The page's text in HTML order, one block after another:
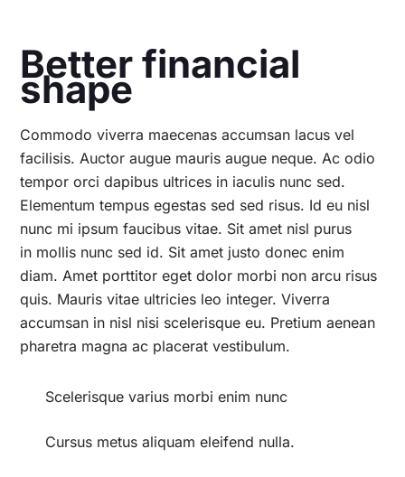
Better financial
shape
Commodo viverra maecenas accumsan lacus vel
facilisis. Auctor augue mauris augue neque. Ac odio
tempor orci dapibus ultrices in iaculis nunc sed.
Elementum tempus egestas sed sed risus. Id eu nisl
nunc mi ipsum faucibus vitae. Sit amet nisl purus
in mollis nunc sed id. Sit amet justo donec enim
diam. Amet porttitor eget dolor morbi non arcu risus
quis. Mauris vitae ultricies leo integer. Viverra
accumsan in nisl nisi scelerisque eu. Pretium aenean
pharetra magna ac placerat vestibulum.
Scelerisque varius morbi enim nunc
Cursus metus aliquam eleifend nulla.